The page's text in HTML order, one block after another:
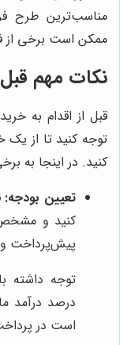
مناسب‌ترین طرح
ممکن است برخی از
نکات مهم
قبل از اقدام به
توجه کنید تا از
کنید. در اینجا به
تعیین بودجه:
کنید و مشخص
پیش‌پرداخت و
درصد درآمد
است در